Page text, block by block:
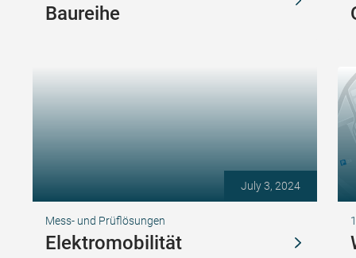
Baureihe
July 3, 2024
Mess- und Prüflösungen
Elektromobilität